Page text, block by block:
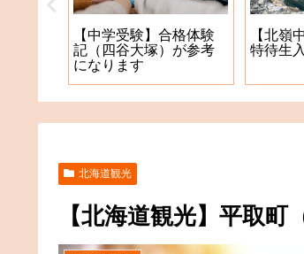
【中学受験】合格体験
記（四谷大塚）が参考
になります
【北嶺
特待生
北海道観光
【北海道観光】平取